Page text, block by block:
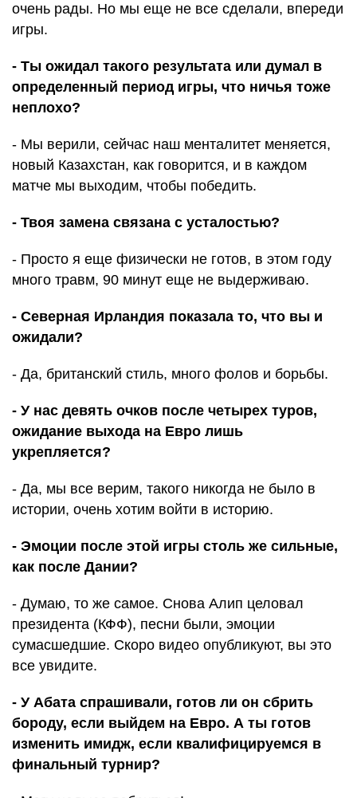
очень рады. Но мы еще не все сделали, впереди
игры.
- Ты ожидал такого результата или думал в
определенный период игры, что ничья тоже
неплохо?
- Мы верили, сейчас наш менталитет меняется,
новый Казахстан, как говорится, и в каждом
матче мы выходим, чтобы победить.
- Твоя замена связана с усталостью?
- Просто я еще физически не готов, в этом году
много травм, 90 минут еще не выдерживаю.
- Северная Ирландия показала то, что вы и
ожидали?
- Да, британский стиль, много фолов и борьбы.
- У нас девять очков после четырех туров,
ожидание выхода на Евро лишь
укрепляется?
- Да, мы все верим, такого никогда не было в
истории, очень хотим войти в историю.
- Эмоции после этой игры столь же сильные,
как после Дании?
- Думаю, то же самое. Снова Алип целовал
президента (КФФ), песни были, эмоции
сумасшедшие. Скоро видео опубликуют, вы это
все увидите.
- У Абата спрашивали, готов ли он сбрить
бороду, если выйдем на Евро. А ты готов
изменить имидж, если квалифицируемся в
финальный турнир?